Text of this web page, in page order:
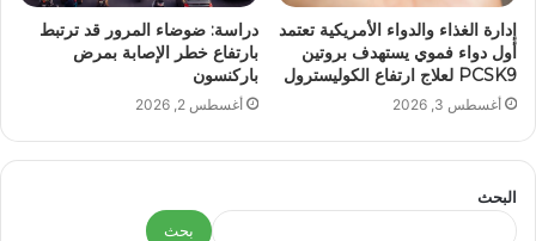
إدارة الغذاء والدواء الأمريكية تعتمد
أول دواء فموي يستهدف بروتين
PCSK9 لعلاج ارتفاع الكوليسترول
أغسطس 3, 2026
دراسة: ضوضاء المرور قد ترتبط
بارتفاع خطر الإصابة بمرض
باركنسون
أغسطس 2, 2026
البحث
بحث